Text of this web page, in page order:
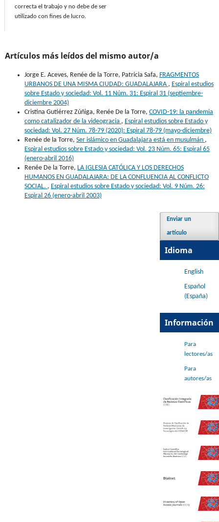
correcta el trabajo y no debe de ser
utilizado con fines de lucro.
Artículos más leídos del mismo autor/a
Jorge E. Aceves, Renée de la Torre, Patricia Safa, FRAGMENTOS
URBANOS DE UNA MISMA CIUDAD: GUADALAJARA , Espiral estudios
sobre Estado y sociedad: Vol. 11 Núm. 31: Espiral 31 (septiembre-
diciembre 2004)
Cristina Gutiérrez Zúñiga, Renée De la Torre, COVID-19: la pandemia
como catalizador de la videogracia , Espiral estudios sobre Estado y
sociedad: Vol. 27 Núm. 78-79 (2020): Espiral 78-79 (mayo-diciembre)
Renée de la Torre, Ser islámico en Guadalajara está en musulmán ,
Espiral estudios sobre Estado y sociedad: Vol. 23 Núm. 65: Espiral 65
(enero-abril 2016)
Renée De la Torre, LA IGLESIA CATÓLICA Y LOS DERECHOS
HUMANOS EN GUADALAJARA: DE LA CONFLUENCIA AL CONFLICTO
SOCIAL. , Espiral estudios sobre Estado y sociedad: Vol. 9 Núm. 26:
Espiral 26 (enero-abril 2003)
Enviar un
artículo
Idioma
English
Español
(España)
Información
Para
lectores/as
Para
autores/as